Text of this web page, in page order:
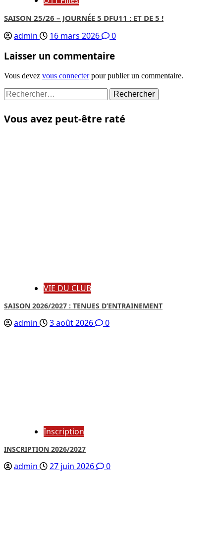
SAISON 25/26 – JOURNÉE 5 DFU11 : ET DE 5 !
admin 16 mars 2026 0
Laisser un commentaire
Vous devez vous connecterpour publier un commentaire.
Rechercher :
Vous avez peut-être raté
VIE DU CLUB
SAISON 2026/2027 : TENUES D’ENTRAINEMENT
admin 3 août 2026 0
Inscription
INSCRIPTION 2026/2027
admin 27 juin 2026 0